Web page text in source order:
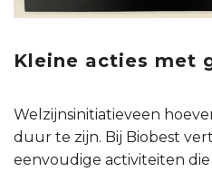
Kleine acties met
Welzijnsinitiatieveen
duur te zijn. Bij Biobest
eenvoudige activiteiten